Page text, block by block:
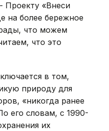
Проекту «Внеси
на более бережное
что можем
что это
в том,
природу для
«никогда ранее
его словам, с 1990-
их